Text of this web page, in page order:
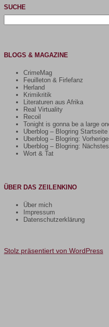
SUCHE
nach:
BLOGS & MAGAZINE
CrimeMag
Feuilleton & Firlefanz
Herland
Krimikritik
Literaturen aus Afrika
Real Virtuality
Recoil
Tonight is gonna be a large
Uberblog – Blogring Startseite
Uberblog – Blogring:
Uberblog – Blogring:
Wort & Tat
ÜBER DAS ZEILENKINO
Über mich
Impressum
Datenschutzerklärung
Stolz präsentiert von WordPress